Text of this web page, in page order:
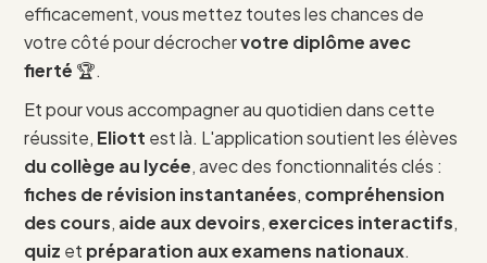
efficacement, vous mettez toutes les chances de
votre côté pour décrochervotre diplôme avec
fierté 🏆.
Et pour vous accompagner au quotidien dans cette
réussite, Eliott est là. L'application soutient les élèves
du collège au lycée, avec des fonctionnalités clés :
fiches de révision instantanées, compréhension
des cours, aide aux devoirs,exercices interactifs,
quiz et préparation aux examens nationaux.